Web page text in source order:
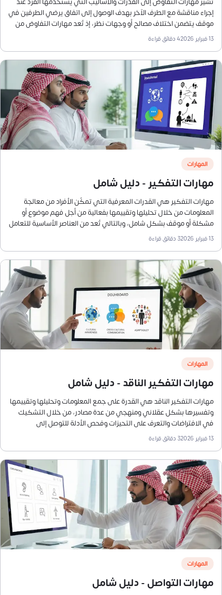
إجراء مناقشة مع الطرف الآخر بهدف الوصول إلى اتفاق يرضي الطرفين في
موقف يتضمن اختلاف مصالح أو وجهات نظر، إذ تُعد مهارات التفاوض من
المهارات الشخصية التي تمكّن صاحبها من التفاعل بفعالية مع الآخرين.
13 فبراير 2026 4دقائق قراءة
المهارات
مهارات التفكير - دليل شامل
مهارات التفكير هي القدرات المعرفية التي تمكّن الأفراد من معالجة
المعلومات من خلال تحليلها وتقييمها بفعالية من أجل فهم موضوع أو
مشكلة أو موقف بشكل شامل، وبالتالي تُعد من العناصر الأساسية للتعامل
مع التحديات اليومية واتخاذ القرارات المدروسة وتوليد أفكار جديدة.
13 فبراير 2026 3دقائق قراءة
المهارات
مهارات التفكير الناقد - دليل شامل
مهارات التفكير الناقد هي القدرة على جمع المعلومات وتحليلها وتقييمها
وتفسيرها بشكل عقلاني ومنهجي من عدة مصادر، من خلال التشكيك
في الافتراضات والتعرف على التحيزات وفحص الأدلة للتوصل إلى
استنتاجات مدروسة، وبالتالي فهي تمكّن صاحبها من اتخاذ قرارات
منطقية ومستنيرة وحل المشكلات المعقدة، والتعامل مع حالات عدم
13 فبراير 2026 3دقائق قراءة
المهارات
مهارات التواصل - دليل شامل